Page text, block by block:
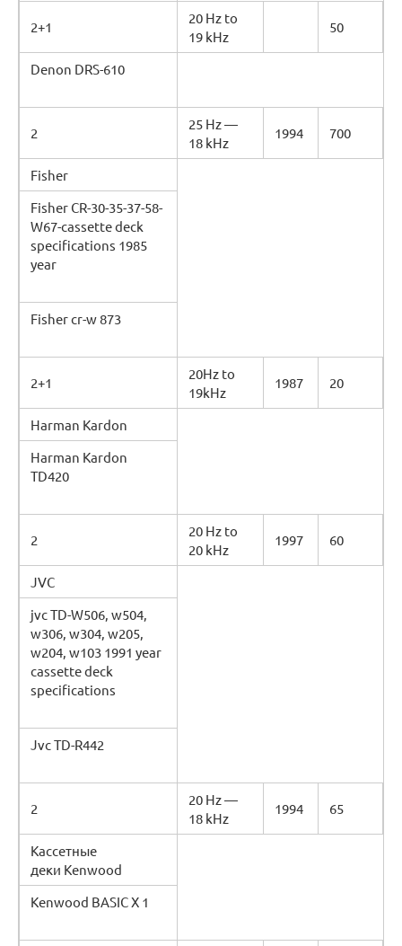
2+1
20 Hz to
19 kHz
50
Denon DRS-610
2
25 Hz —
18 kHz
1994 700
Fisher
Fisher CR-30-35-37-58-
W67-cassette deck
specifications 1985
year
Fisher cr-w 873
2+1
20Hz to
19kHz
1987 20
Harman Kardon
Harman Kardon
TD420
2
20 Hz to
20 kHz
1997 60
JVC
jvc TD-W506, w504,
w306, w304, w205,
w204, w103 1991 year
cassette deck
specifications
Jvc TD-R442
2
20 Hz —
18 kHz
1994 65
Кассетные
деки Kenwood
Kenwood BASIC X 1